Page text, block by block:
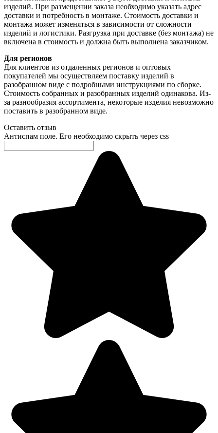
изделий. При размещении заказа необходимо указать адрес
доставки и потребность в монтаже. Стоимость доставки и
монтажа может изменяться в зависимости от сложности
изделий и логистики. Разгрузка при доставке (без монтажа) не
включена в стоимость и должна быть выполнена заказчиком.
Для регионов
Для клиентов из отдаленных регионов и оптовых
покупателей мы осуществляем поставку изделий в
разобранном виде с подробными инструкциями по сборке.
Стоимость собранных и разобранных изделий одинакова. Из-
за разнообразия ассортимента, некоторые изделия невозможно
поставить в разобранном виде.
Оставить отзыв
Антиспам поле. Его необходимо скрыть через css